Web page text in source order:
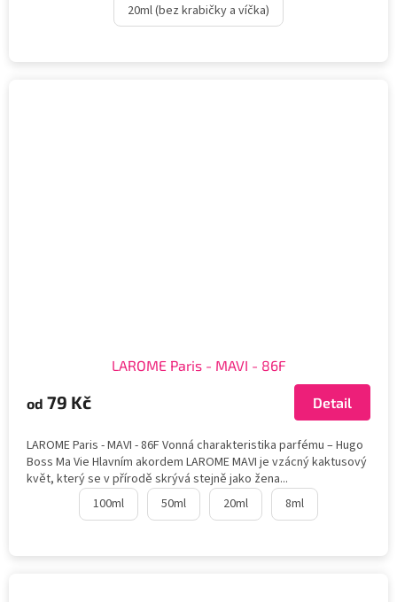
20ml (bez krabičky a víčka)
LAROME Paris - MAVI - 86F
od 79 Kč Detail
LAROME Paris - MAVI - 86F Vonná charakteristika parfému – Hugo
Boss Ma Vie Hlavním akordem LAROME MAVI je vzácný kaktusový
květ, který se v přírodě skrývá stejně jako žena...
100ml
50ml 20ml 8ml